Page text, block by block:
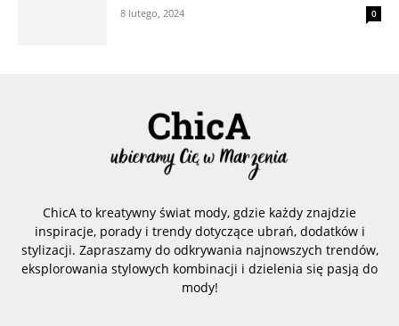
8 lutego, 2024
0
ChicA to kreatywny świat mody, gdzie każdy znajdzie
inspiracje, porady i trendy dotyczące ubrań, dodatków i
stylizacji. Zapraszamy do odkrywania najnowszych trendów,
eksplorowania stylowych kombinacji i dzielenia się pasją do
mody!